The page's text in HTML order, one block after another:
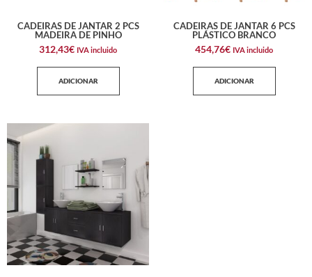
CADEIRAS DE JANTAR 2 PCS
MADEIRA DE PINHO
312,43€ IVA incluido
ADICIONAR
CADEIRAS DE JANTAR 6 PCS
PLÁSTICO BRANCO
454,76€ IVA incluido
ADICIONAR